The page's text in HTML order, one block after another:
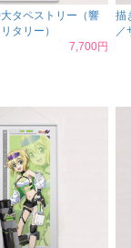
タペストリー（響
タリー）
7,700円
描
／